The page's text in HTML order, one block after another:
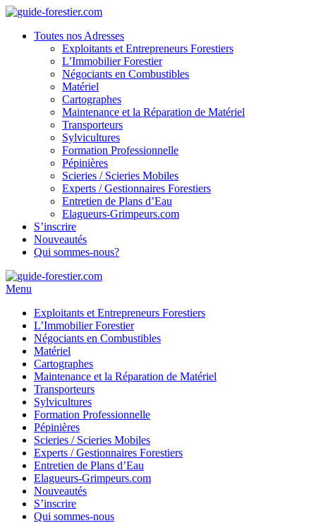
Toutes nos Adresses
Exploitants et Entrepreneurs Forestiers
L’Immobilier Forestier
Négociants en Combustibles
Matériel
Cartographes
Maintenance et la Réparation de Matériel
Transporteurs
Sylvicultures
Formation Professionnelle
Pépinières
Scieries / Scieries Mobiles
Experts / Gestionnaires Forestiers
Entretien de Plans d’Eau
Elagueurs-Grimpeurs.com
S’inscrire
Nouveautés
Qui sommes-nous?
Menu
Exploitants et Entrepreneurs Forestiers
L’Immobilier Forestier
Négociants en Combustibles
Matériel
Cartographes
Maintenance et la Réparation de Matériel
Transporteurs
Sylvicultures
Formation Professionnelle
Pépinières
Scieries / Scieries Mobiles
Experts / Gestionnaires Forestiers
Entretien de Plans d’Eau
Elagueurs-Grimpeurs.com
Nouveautés
S’inscrire
Qui sommes-nous